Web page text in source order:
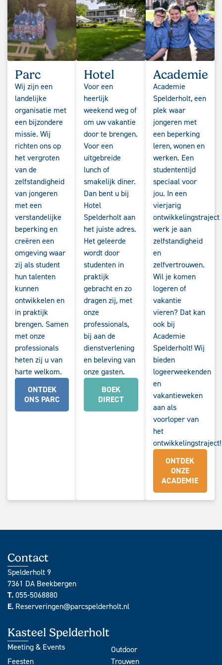
Parc
Wij zijn een
landelijke
organisatie met
een bijzondere
missie. Wij
richten ons op
het vergroten
van de
zelfstandigheid
van jongeren
met een
verstandelijke
beperking en
creëren een
omgeving waar
zij als student
hun talenten
kunnen
ontwikkelen en
in praktijk
brengen. Samen
met onze
professionals
heten zij u van
harte welkom.
ONTDEK
ONS PARC
Hotel
Voor een
heerlijk
weekend weg of
om uw vakantie
door te brengen.
Voor een
uitgebreide
lunch of
smakelijk diner.
Dan bent u bij
Hotel
Spelderholt aan
het juiste adres.
Het geleerde
wordt door
studenten in
praktijk
gebracht en zo
dragen zij, met
onze
professionals,
bij aan de
dienstverlening
en beleving van
onze gasten.
BOEK
DIRECT
Academie
Academie
Spelderholt, een
plek waar
jongeren met
een beperking
leren, wonen en
werken. Een
studententijd
speciaal voor
jou. In een
vierjarig
ontwikkelingstraject
werk je aan
zelfstandigheid
en
zelfvertrouwen.
Wil je komen
logeren of
vakantie
vieren? Dat kan
ook bij
Academie
Spelderholt! Wij
bieden
logeerweekenden
en
vakantieweken
aan als
voorloper van
het
ontwikkelingstraject!
ONTDEK
ONZE
ACADEMIE
Contact
Spelderholt 9
7361 DA Beekbergen
T.055-5068880
E. Reserveringen@parcspelderholt.nl
Kasteel Spelderholt
Meeting & Events
Outdoor
Feesten
Trouwen